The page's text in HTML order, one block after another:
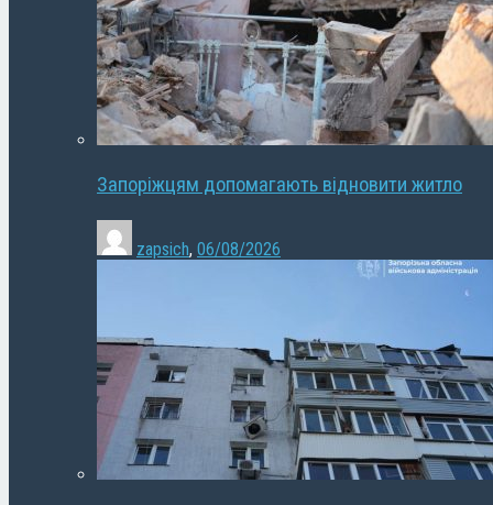
Запоріжцям допомагають відновити житло
zapsich, 06/08/2026